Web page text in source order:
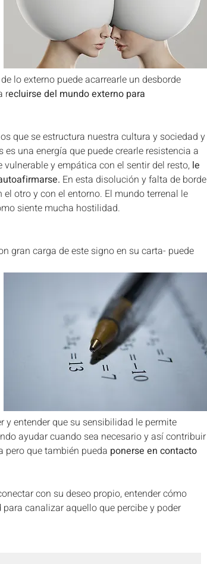
lo externo puede acarrearle un desborde
recluirse del mundo externo para
que se estructura nuestra cultura y sociedad y
una energía que puede crearle resistencia a
y empática con el sentir del resto, le
En esta disolución y falta de borde
otro y con el entorno. El mundo terrenal le
siente mucha hostilidad.
gran carga de este signo en su carta- puede
y entender que su sensibilidad le permite
ayudar cuando sea necesario y así contribuir
pero que también pueda ponerse en contacto
con su deseo propio, entender cómo
para canalizar aquello que percibe y poder